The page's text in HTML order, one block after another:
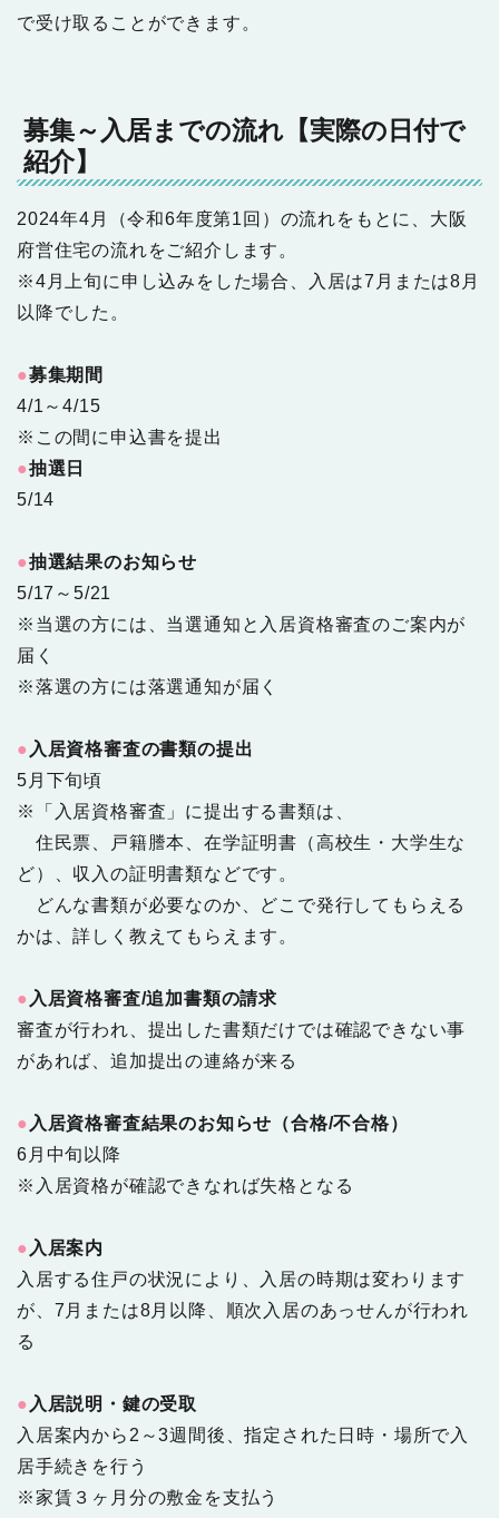
で受け取ることができます。
募集～入居までの流れ【実際の日付で
紹介】
2024年4月（令和6年度第1回）の流れをもとに、大阪
府営住宅の流れをご紹介します。
※4月上旬に申し込みをした場合、入居は7月または8月
以降でした。
●募集期間
4/1～4/15
※この間に申込書を提出
●抽選日
5/14
●抽選結果のお知らせ
5/17～5/21
※当選の方には、当選通知と入居資格審査のご案内が
届く
※落選の方には落選通知が届く
● 入居資格審査の書類の提出
5月下旬頃
※「入居資格審査」に提出する書類は、
住民票、戸籍謄本、在学証明書（高校生・大学生な
ど）、収入の証明書類などです。
どんな書類が必要なのか、どこで発行してもらえる
かは、詳しく教えてもらえます。
● 入居資格審査/追加書類の請求
審査が行われ、提出した書類だけでは確認できない事
があれば、追加提出の連絡が来る
● 入居資格審査結果のお知らせ（合格/不合格）
6月中旬以降
※入居資格が確認できなれば失格となる
● 入居案内
入居する住戸の状況により、入居の時期は変わります
が、7月または8月以降、順次入居のあっせんが行われ
る
● 入居説明・鍵の受取
入居案内から2～3週間後、指定された日時・場所で入
居手続きを行う
※家賃３ヶ月分の敷金を支払う